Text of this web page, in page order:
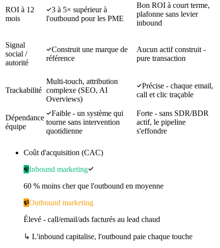
ROI à 12
mois
3 à 5× supérieur à
l'outbound pour les PME
Bon ROI à court terme,
plafonne sans levier
inbound
Signal
social /
autorité
Construit une marque de
référence
Aucun actif construit -
pure transaction
Trackabilité
Multi-touch, attribution
complexe (SEO, AI
Overviews)
Précise - chaque email,
call et clic traçable
Dépendance
équipe
Faible - un système qui
tourne sans intervention
quotidienne
Forte - sans SDR/BDR
actif, le pipeline
s'effondre
Coût d'acquisition (CAC)
Inbound marketing
60 % moins cher que l'outbound en moyenne
Outbound marketing
Élevé - call/email/ads facturés au lead chaud
↳ L'inbound capitalise, l'outbound paie chaque touche